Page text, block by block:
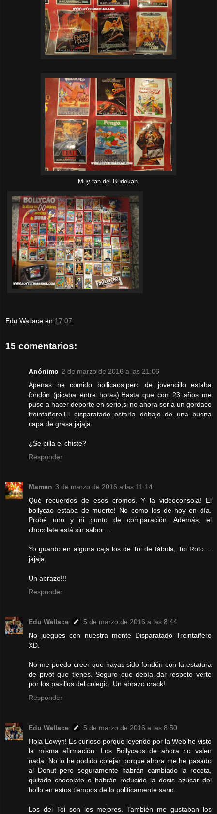
Muy fan del Budokan.
Edu Wallace en 17:07
15 comentarios:
Anónimo 2 de marzo de 2016 a las 21:06
Apenas he comido bollicaos,pero de jovencillo estaba
fondón (picaba entre horas).Hasta que con 23 años me
puse a hacer deporte en serio,si no ahora sería un gordaco
treintañero.El disparatado estaría debajo de una buena
capa de grasa.jajaja
¿Se pilla el chiste?
Responder
Mamen 3 de marzo de 2016 a las 11:14
Qué recuerdos de esos cromos. Y la videoconsola! El
bollycao estaba de muerte! No como los de hoy en día.
Probé uno y ni punto de comparación. Además, el
chocolate está sin sabor....
Yo guardo en alguna caja los de Toi de fábula, Toi Roto....
jajaja.
Un abrazo!!!
Responder
Edu Wallace
5 de marzo de 2016 a las 8:44
No juegues con nuestra mente Disparatado Treintañero
XD.
No me puedo creer que hayas sido fondón con la estatura
de pivot que tienes. Seguro que debía dar respeto verte
por los pasillos del colegio. Un abrazo crack!
Responder
Edu Wallace
5 de marzo de 2016 a las 8:50
Hola Eowyn! Es curioso porque leyendo por la Web he visto
la misma afirmación: Los Bollycaos de ahora no valen
nada. No lo he podido cotejar porque ahora me he pasado
al Donut pero seguramente habrán cambiado la receta,
quitado chocolate o habrán reducido la dosis azúcar del
bollo en estos tiempos de lo politicamente sano.
Los del Toi son los mejores. También me gustaban los